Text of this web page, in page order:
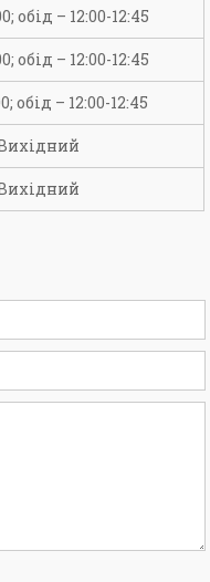
обід – 12:00-12:45
обід – 12:00-12:45
обід – 12:00-12:45